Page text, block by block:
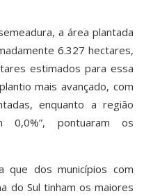
a área plantada
6.327 hectares,
estimados para essa
mais avançado, com
enquanto a região
pontuaram os
que dos municípios com
do Sul tinham os maiores